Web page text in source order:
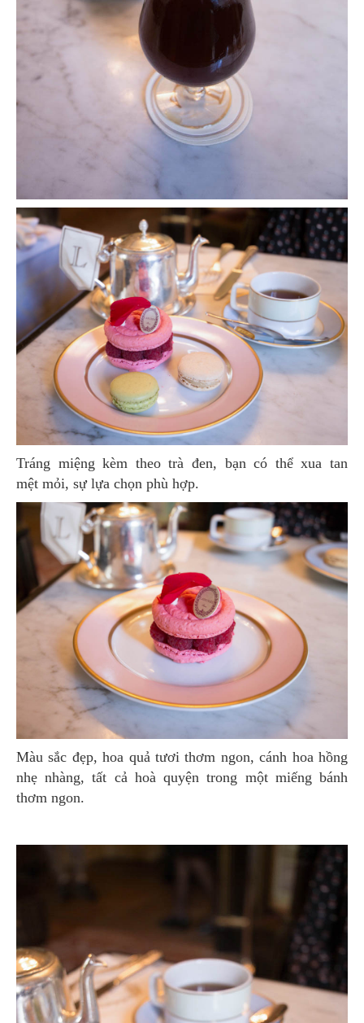
Tráng miệng kèm theo trà đen, bạn có thể xua tan
mệt mỏi, sự lựa chọn phù hợp.
Màu sắc đẹp, hoa quả tươi thơm ngon, cánh hoa hồng
nhẹ nhàng, tất cả hoà quyện trong một miếng bánh
thơm ngon.